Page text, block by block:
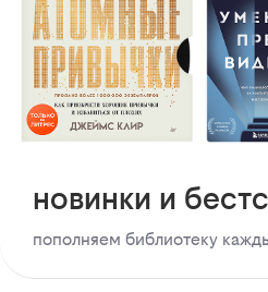
новинки и
пополняем библиотеку